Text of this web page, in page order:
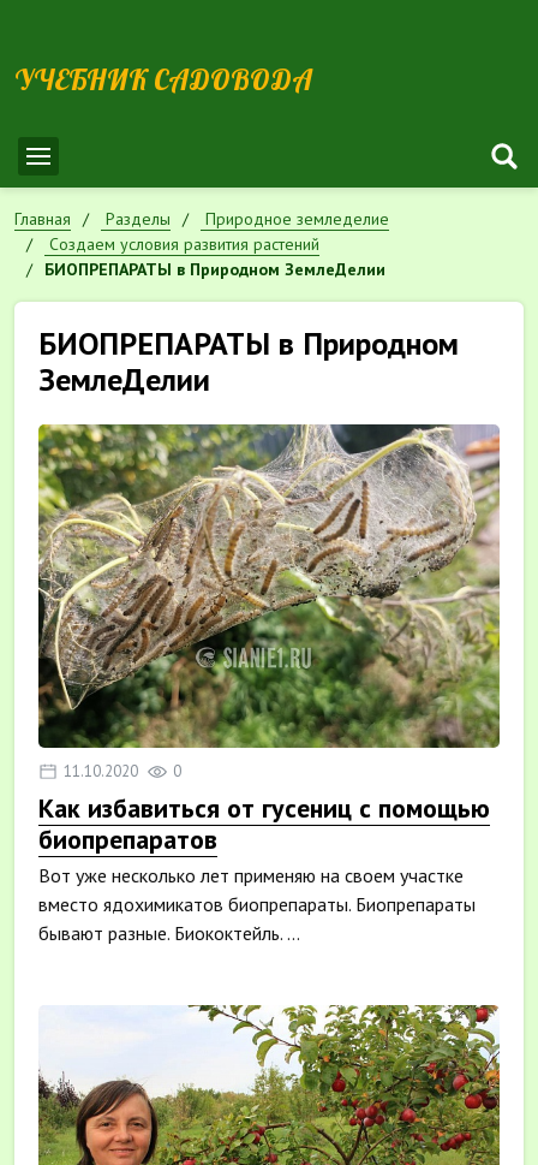
УЧЕБНИК САДОВОДА
Главная Разделы
Природное земледелие
Cоздаем условия развития растений
БИОПРЕПАРАТЫ в Природном ЗемлеДелии
БИОПРЕПАРАТЫ в Природном
ЗемлеДелии
11.10.2020 0
Как избавиться от гусениц с помощью
биопрепаратов
Вот уже несколько лет применяю на своем участке
вместо ядохимикатов биопрепараты. Биопрепараты
бывают разные. Биококтейль. ...